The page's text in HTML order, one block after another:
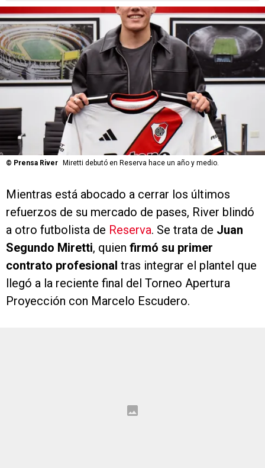
© Prensa River Miretti debutó en Reserva hace un año y medio.
Mientras está abocado a cerrar los últimos
refuerzos de su mercado de pases, River blindó
a otro futbolista de Reserva. Se trata de Juan
Segundo Miretti, quien firmó su primer
contrato profesional tras integrar el plantel que
llegó a la reciente final del Torneo Apertura
Proyección con Marcelo Escudero.